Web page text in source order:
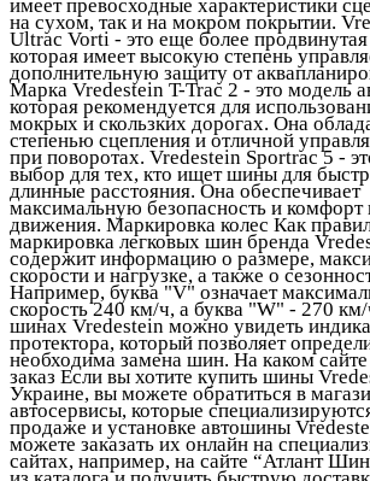
имеет превосходные характеристики
на сухом, так и на мокром покрытии.
Ultrac Vorti - это еще более
которая имеет высокую степень
дополнительную защиту от
Марка Vredestein T-Trac 2 - это модель
которая рекомендуется для
мокрых и скользких дорогах. Она
степенью сцепления и отличной
при поворотах. Vredestein Sportrac 5 -
выбор для тех, кто ищет шины для
длинные расстояния. Она обеспечивает
максимальную безопасность и комфорт
движения. Маркировка колес Как
маркировка легковых шин бренда
содержит информацию о размере,
скорости и нагрузке, а также о
Например, буква "V" означает
скорость 240 км/ч, а буква "W" - 270
шинах Vredestein можно увидеть
протектора, который позволяет
необходима замена шин. На каком сайте
заказ Если вы хотите купить шины
Украине, вы можете обратиться в
автосервисы, которые
продаже и установке автошины
можете заказать их онлайн на
сайтах, например, на сайте “Атлант